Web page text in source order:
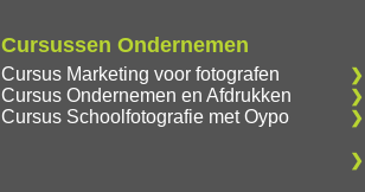
Cursussen Ondernemen
Cursus Marketing voor fotografen
Cursus Ondernemen en Afdrukken
Cursus Schoolfotografie met Oypo